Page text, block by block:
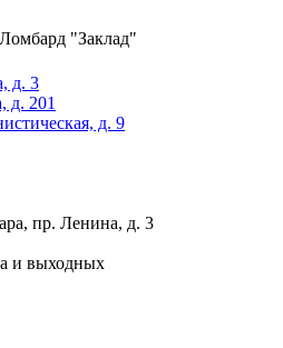
"Заклад"
д. 3
д. 201
д. 9
пр. Ленина, д. 3
и выходных